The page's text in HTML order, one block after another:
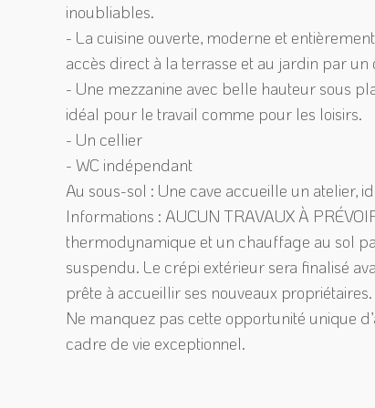
inoubliables.
- La cuisine ouverte, moderne et
accès direct à la terrasse et au jardin par
- Une mezzanine avec belle hauteur sous
idéal pour le travail comme pour les loisirs.
- Un cellier
- WC indépendant
Au sous-sol : Une cave accueille un
Informations : AUCUN TRAVAUX À
thermodynamique et un chauffage au sol
suspendu. Le crépi extérieur sera finalisé
prête à accueillir ses nouveaux propriétaires.
Ne manquez pas cette opportunité unique
cadre de vie exceptionnel.